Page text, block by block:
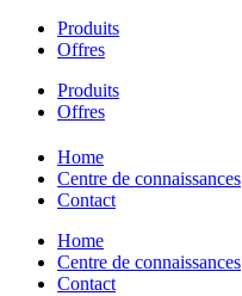
Produits
Offres
Produits
Offres
Home
Centre de connaissances
Contact
Home
Centre de connaissances
Contact